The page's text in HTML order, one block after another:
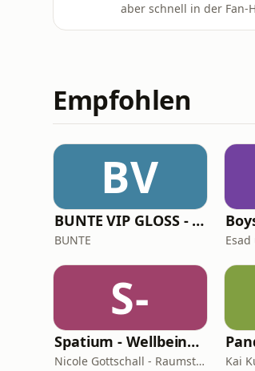
aber schnell in der Fan-
Empfohlen
BV
BUNTE VIP GLOSS - Der Beauty Podcast
BUNTE Esad
S-
Spatium - Wellbeing für Herz, Hirn & Raum
Nicole Gottschall - Raumstrategin & Wellbeing-Botschafterin